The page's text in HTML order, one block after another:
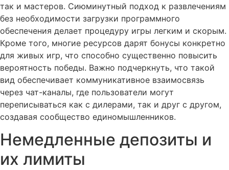
так и мастеров. Сиюминутный подход к развлечениям
без необходимости загрузки программного
обеспечения делает процедуру игры легким и скорым.
Кроме того, многие ресурсов дарят бонусы конкретно
для живых игр, что способно существенно повысить
вероятность победы. Важно подчеркнуть, что такой
вид обеспечивает коммуникативное взаимосвязь
через чат-каналы, где пользователи могут
переписываться как с дилерами, так и друг с другом,
создавая сообщество единомышленников.
Немедленные депозиты и
их лимиты